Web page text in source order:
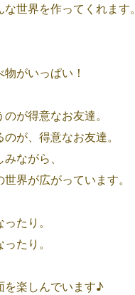
世界を作ってくれます。
物がいっぱい！
が得意なお友達。
が、得意なお友達。
ながら、
界が広がっています。
たり。
たり。
を楽しんでいます♪